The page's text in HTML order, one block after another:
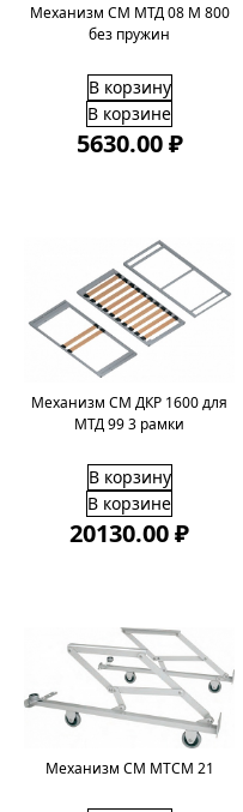
Механизм СМ МТД 08 М 800
без пружин
В корзину
В корзине
5630.00 ₽
Механизм СМ ДКР 1600 для
МТД 99 3 рамки
В корзину
В корзине
20130.00 ₽
Механизм СМ МТСМ 21